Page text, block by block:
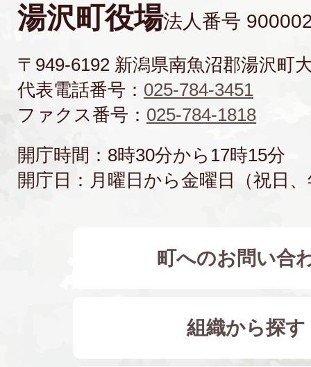
湯沢町役場法人番号
〒949-6192 新潟県南魚沼郡湯沢町
代表電話番号： 025-784-3451
ファクス番号： 025-784-1818
開庁時間：8時30分から17時15分
開庁日：月曜日から金曜日（祝日
町へのお問い合
組織から探す